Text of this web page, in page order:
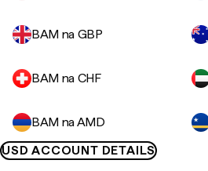
BAM na GBP
BAM na CHF
BAM na AMD
USD ACCOUNT DETAILS